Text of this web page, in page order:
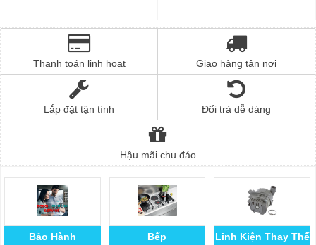
Thanh toán linh hoạt Giao hàng tận nơi
Lắp đặt tận tình Đổi trả dễ dàng
Hậu mãi chu đáo
Bảo Hành Bếp Linh Kiện Thay Thế